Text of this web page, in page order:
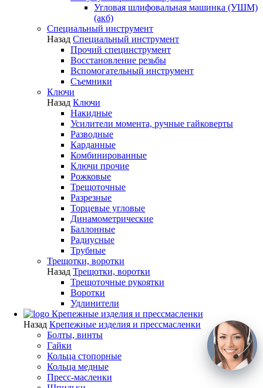
Угловая шлифовальная машинка (УШМ)
(акб)
Специальный инструмент
Назад Специальный инструмент
Прочий специнструмент
Восстановление резьбы
Вспомогательный инструмент
Съемники
Ключи
Назад Ключи
Накидные
Усилители момента, ручные гайковерты
Разводные
Карданные
Комбинированные
Ключи прочие
Рожковые
Трещоточные
Разрезные
Торцевые угловые
Динамометрические
Баллонные
Радиусные
Трубные
Трещотки, воротки
Назад Трещотки, воротки
Трещоточные рукоятки
Воротки
Удлинители
Крепежные изделия и прессмасленки
Назад Крепежные изделия и прессмасленки
Болты, винты
Гайки
Кольца стопорные
Кольца медные
Пресс-масленки